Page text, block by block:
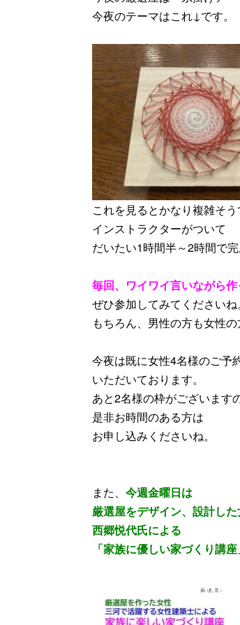
今夜のテーマはこれ↓です。
これを見るとかなり複雑そ
インストラクターがついて
だいたい1時間半～2時間で完
毎回、ワイワイ言いながら作
ぜひ参加してみてくださいね。
もちろん、男性の方も女性の
今夜は既に女性4名様のご予
いただいております。
あと2名様の枠がございます
是非お時間のある方は
お申し込みくださいね。
また、 今週金曜日は
厳選屋をデザイン、設計し
西郷悦代氏による
「家族に優しい家づくり講